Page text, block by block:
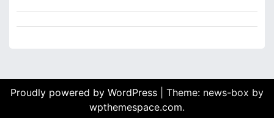
Proudly powered by WordPress
Theme: news-box by
wpthemespace.com.